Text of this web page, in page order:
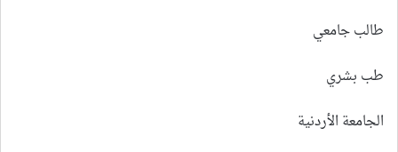
طالب جامعي
طب بشري
الجامعة الأردنية